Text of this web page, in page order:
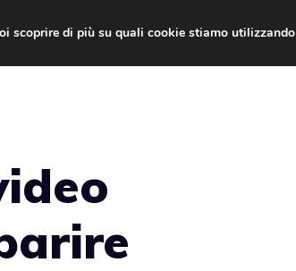
scoprire di più su quali cookie stiamo utilizzando